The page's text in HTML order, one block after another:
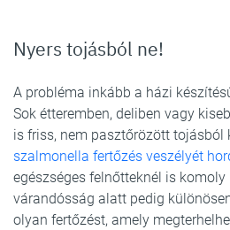
Nyers tojásból ne!
A probléma inkább a házi
Sok étteremben, deliben vagy
is friss, nem pasztőrözött tojásból
szalmonella fertőzés veszélyét
egészséges felnőtteknél is
várandósság alatt pedig
olyan fertőzést, amely